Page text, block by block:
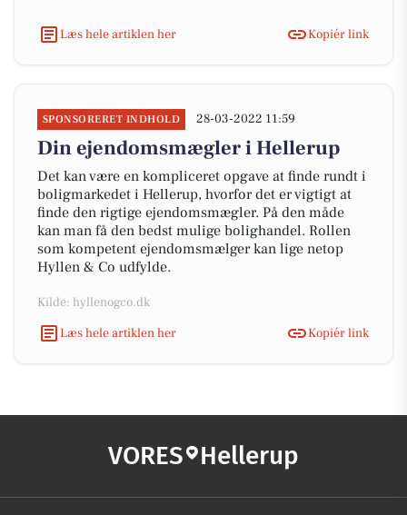
Læs hele artiklen her Kopiér link
SPONSORERET INDHOLD 28-03-2022 11:59
Din ejendomsmægler i Hellerup
Det kan være en kompliceret opgave at finde rundt i
boligmarkedet i Hellerup, hvorfor det er vigtigt at
finde den rigtige ejendomsmægler. På den måde
kan man få den bedst mulige bolighandel. Rollen
som kompetent ejendomsmælger kan lige netop
Hyllen & Co udfylde.
Kilde: hyllenogco.dk
Læs hele artiklen her
Kopiér link
VORES Hellerup